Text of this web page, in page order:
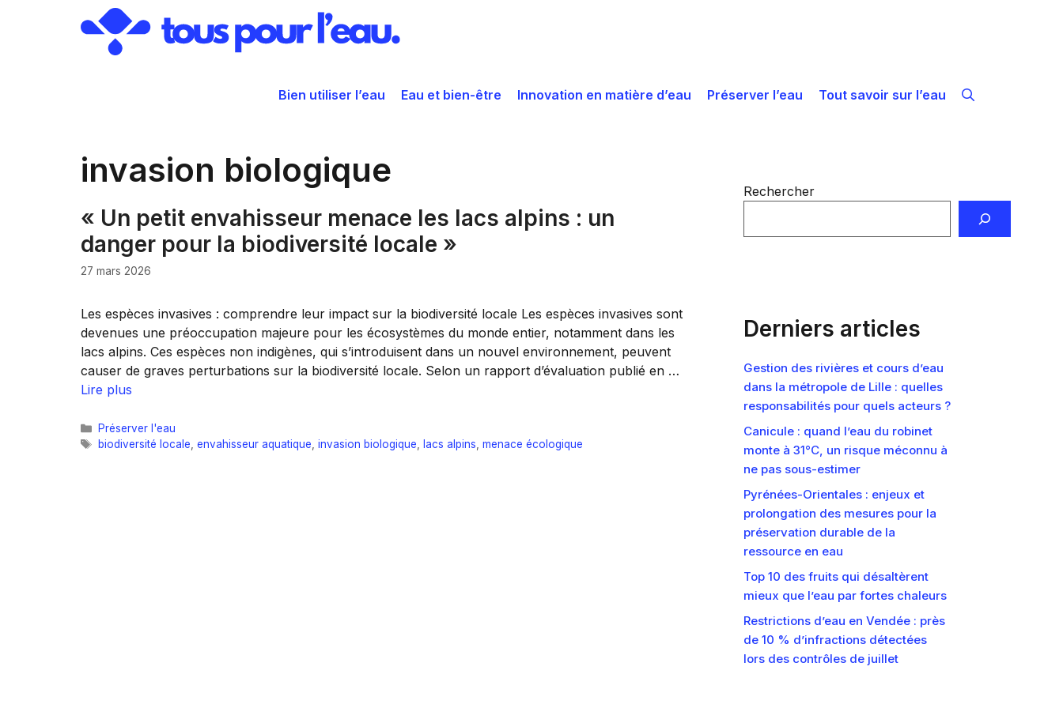
Bien utiliser l’eau Eau et bien-être Innovation en matière d’eau Préserver l’eau Tout savoir sur l’eau
invasion biologique
« Un petit envahisseur menace les lacs alpins : un
danger pour la biodiversité locale »
27 mars 2026
Les espèces invasives : comprendre leur impact sur la biodiversité locale Les espèces invasives sont
devenues une préoccupation majeure pour les écosystèmes du monde entier, notamment dans les
lacs alpins. Ces espèces non indigènes, qui s’introduisent dans un nouvel environnement, peuvent
causer de graves perturbations sur la biodiversité locale. Selon un rapport d’évaluation publié en …
Lire plus
Catégories
Préserver l'eau
Étiquettes
biodiversité locale envahisseur aquatique invasion biologique lacs alpins menace écologique
Rechercher
Derniers articles
Gestion des rivières et cours d’eau
dans la métropole de Lille : quelles
responsabilités pour quels acteurs ?
Canicule : quand l’eau du robinet
monte à 31°C, un risque méconnu à
ne pas sous-estimer
Pyrénées-Orientales : enjeux et
prolongation des mesures pour la
préservation durable de la
ressource en eau
Top 10 des fruits qui désaltèrent
mieux que l’eau par fortes chaleurs
Restrictions d’eau en Vendée : près
de 10 % d’infractions détectées
lors des contrôles de juillet